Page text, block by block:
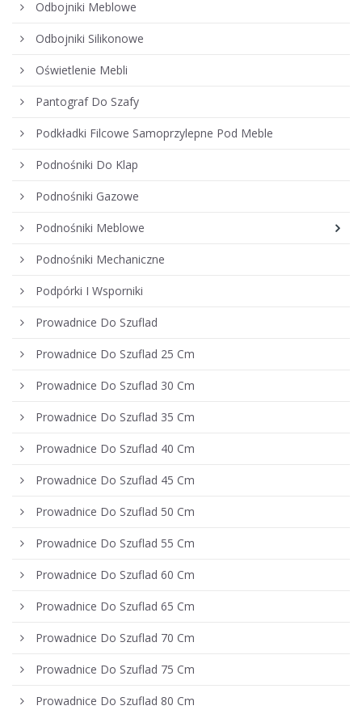
Odbojniki Meblowe
Odbojniki Silikonowe
Oświetlenie Mebli
Pantograf Do Szafy
Podkładki Filcowe Samoprzylepne Pod Meble
Podnośniki Do Klap
Podnośniki Gazowe
Podnośniki Meblowe
Podnośniki Mechaniczne
Podpórki I Wsporniki
Prowadnice Do Szuflad
Prowadnice Do Szuflad 25 Cm
Prowadnice Do Szuflad 30 Cm
Prowadnice Do Szuflad 35 Cm
Prowadnice Do Szuflad 40 Cm
Prowadnice Do Szuflad 45 Cm
Prowadnice Do Szuflad 50 Cm
Prowadnice Do Szuflad 55 Cm
Prowadnice Do Szuflad 60 Cm
Prowadnice Do Szuflad 65 Cm
Prowadnice Do Szuflad 70 Cm
Prowadnice Do Szuflad 75 Cm
Prowadnice Do Szuflad 80 Cm